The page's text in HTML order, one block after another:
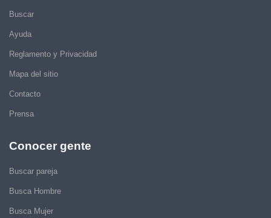
Buscar
Ayuda
Reglamento y Privacidad
Mapa del sitio
Contacto
Prensa
Conocer gente
Buscar pareja
Busca Hombre
Busca Mujer